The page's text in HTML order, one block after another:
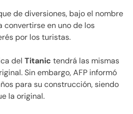
de diversiones, bajo el nombre
convertirse en uno de los
por los turistas.
del Titanic tendrá las mismas
Sin embargo, AFP informó
para su construcción, siendo
la original.